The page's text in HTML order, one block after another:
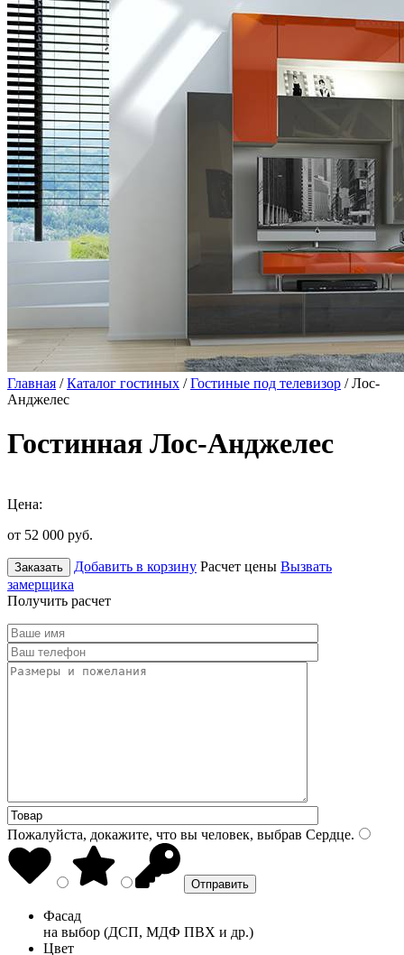
Главная /Каталог гостиных /Гостиные под телевизор / Лос-
Анджелес
Гостинная Лос-Анджелес
Цена:
от 52 000 руб.
Заказать Добавить в корзину Расчет цены Вызвать
замерщика
Получить расчет
Пожалуйста, докажите, что вы человек, выбрав Сердце.
Фасад
на выбор (ДСП, МДФ ПВХ и др.)
Цвет